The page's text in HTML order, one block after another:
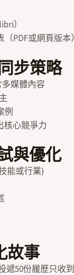
）
PDF或網頁版本）
步策略
多媒體內容
例
核心競爭力
與優化
能或行業)
故事
遞50份履歷只收